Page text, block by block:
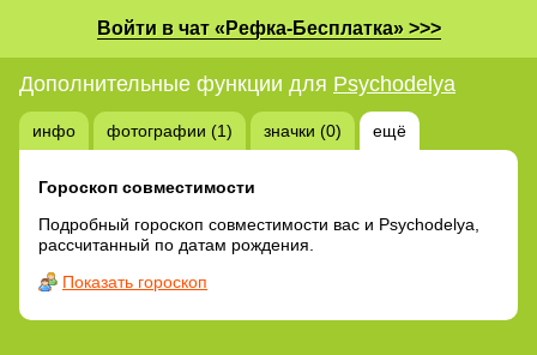
Войти в чат «Рефка-Бесплатка» >>>
Дополнительные функции для Psychodelya
инфо фотографии (1) значки (0) ещё
Гороскоп совместимости
Подробный гороскоп совместимости вас и Psychodelya,
рассчитанный по датам рождения.
Показать гороскоп